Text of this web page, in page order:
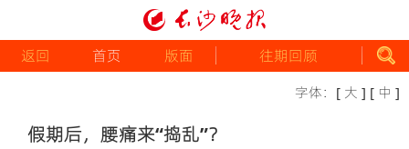
返回 首页 版面 往期回顾
字体： [ 大 ] [ 中 ]
假期后，腰痛来“捣乱”？